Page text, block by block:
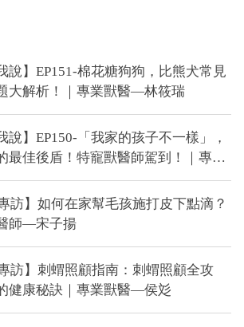
說】EP151-棉花糖狗狗，比熊犬常見
大解析！｜專業獸醫—林筱瑞
說】EP150-「我家的孩子不一樣」，
最佳後盾！特寵獸醫師駕到！｜專業
專訪】如何在家幫毛孩施打皮下點滴？
師—宋子揚
專訪】刺蝟照顧指南：刺蝟照顧全攻
健康秘訣｜專業獸醫—侯彣